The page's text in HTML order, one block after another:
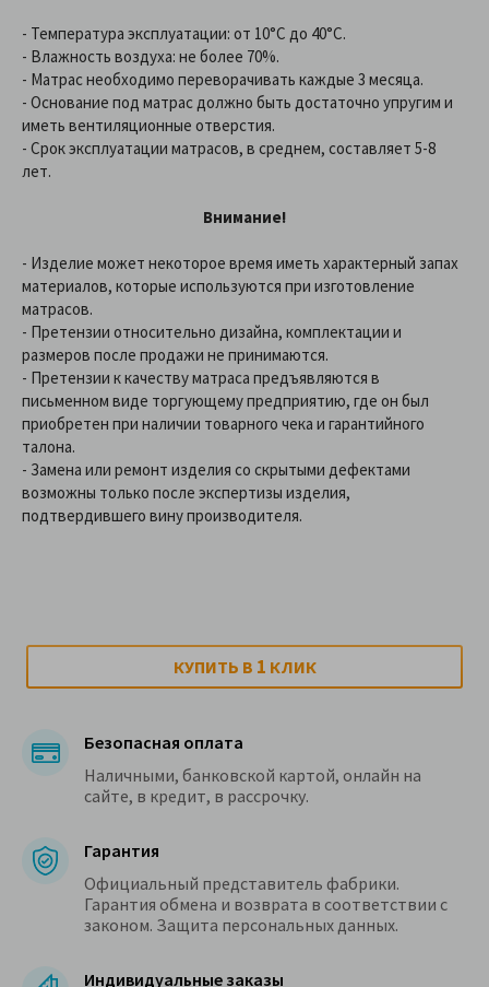
- Температура эксплуатации: от 10°С до 40°С.
- Влажность воздуха: не более 70%.
- Матрас необходимо переворачивать каждые 3 месяца.
- Основание под матрас должно быть достаточно упругим и
иметь вентиляционные отверстия.
- Срок эксплуатации матрасов, в среднем, составляет 5-8
лет.
Внимание!
- Изделие может некоторое время иметь характерный запах
материалов, которые используются при изготовление
матрасов.
- Претензии относительно дизайна, комплектации и
размеров после продажи не принимаются.
- Претензии к качеству матраса предъявляются в
письменном виде торгующему предприятию, где он был
приобретен при наличии товарного чека и гарантийного
талона.
- Замена или ремонт изделия со скрытыми дефектами
возможны только после экспертизы изделия,
подтвердившего вину производителя.
КУПИТЬ В 1 КЛИК
Безопасная оплата
Наличными, банковской картой, онлайн на
сайте, в кредит, в рассрочку.
Гарантия
Официальный представитель фабрики.
Гарантия обмена и возврата в соответствии с
законом. Защита персональных данных.
Индивидуальные заказы